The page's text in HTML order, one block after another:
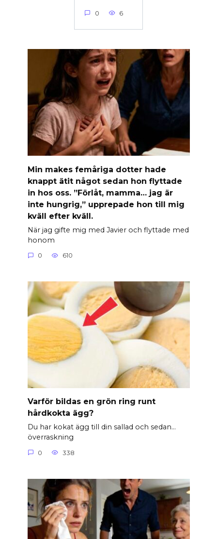
0 6
Min makes femåriga dotter hade
knappt ätit något sedan hon flyttade
in hos oss. ”Förlåt, mamma… jag är
inte hungrig,” upprepade hon till mig
kväll efter kväll.
När jag gifte mig med Javier och flyttade med
honom
0 610
Varför bildas en grön ring runt
hårdkokta ägg?
Du har kokat ägg till din sallad och sedan…
överraskning
0 338